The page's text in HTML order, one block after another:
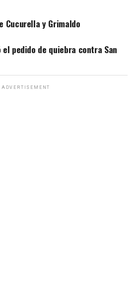
gr
a
m
Li
n
k
ar
tir
Cucurella y Grimaldo
pedido de quiebra contra San
ADVERTISEMENT